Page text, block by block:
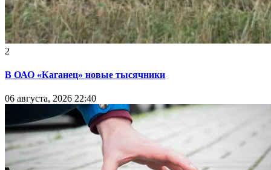
2
В ОАО «Каганец» новые тысячники
06 августа, 2026 22:40